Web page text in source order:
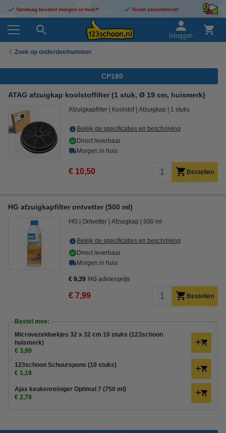
Vandaag besteld morgen in huis!* Groot assortiment!
Inloggen
Zoek op onderdeelnummer
CP180
ATAG afzuigkap koolstoffilter (1 stuk, Ø 19 cm, huismerk)
Afzuigkapfilter Koolstof Afzuigkap 1 stuks
Bekijk de specificaties en beschrijving
Direct leverbaar
Morgen in huis
€ 10,50 Bestellen
HG afzuigkapfilter ontvetter (500 ml)
HG Ontvetter Afzuigkap 500 ml
Bekijk de specificaties en beschrijving
Direct leverbaar
Morgen in huis
€ 9,39 HG adviesprijs
€ 7,99 Bestellen
Bestel mee:
Microvezeldoekjes 32 x 32 cm 10 stuks (123schoon
huismerk)
€ 3,99
123schoon Schuurspons (10 stuks)
€ 1,19
Ajax keukenreiniger Optimal 7 (750 ml)
€ 2,79